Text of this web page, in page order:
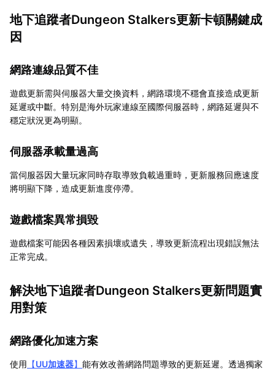
地下追蹤者Dungeon Stalkers更新卡頓關鍵成
因
網路連線品質不佳
遊戲更新需與伺服器大量交換資料，網路環境不穩會直接造成更新
延遲或中斷。特別是海外玩家連線至國際伺服器時，網路延遲與不
穩定狀況更為明顯。
伺服器承載量過高
當伺服器因大量玩家同時存取導致負載過重時，更新服務回應速度
將明顯下降，造成更新進度停滯。
遊戲檔案異常損毀
遊戲檔案可能因各種因素損壞或遺失，導致更新流程出現錯誤無法
正常完成。
解決地下追蹤者Dungeon Stalkers更新問題實
用對策
網路優化加速方案
使用 【UU加速器】 能有效改善網路問題導致的更新延遲。透過獨家